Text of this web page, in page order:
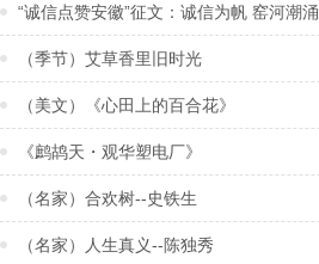
“诚信点赞安徽”征文：诚信为帆 窑河潮涌
（季节）艾草香里旧时光
（美文）‌《心田上的百合花》
《鹧鸪天・观华塑电厂》
（名家）合欢树--史铁生
（名家）人生真义--陈独秀